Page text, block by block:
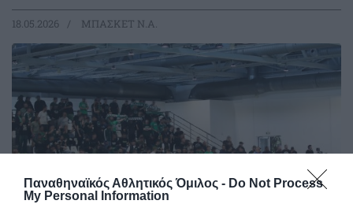
Παναθηναϊκός Αθλητικός Όμιλος - Do Not Process
My Personal Information
18.05.2026 ΜΠΑΣΚΕΤ Ν.Α.